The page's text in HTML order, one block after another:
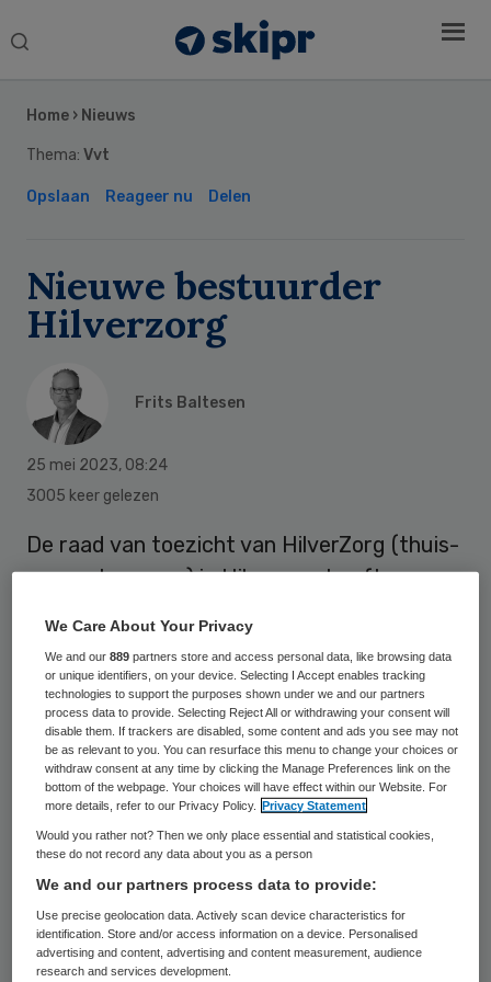
Search
Home › Nieuws
Thema: Vvt
Opslaan Reageer nu Delen
Nieuwe bestuurder
Hilverzorg
Frits Baltesen
25 mei 2023, 08:24
3005 keer gelezen
De raad van toezicht van HilverZorg (thuis-
en verpleegzorg) in Hilversum heeft
Leijdekkers te benoemen als tweede
bestuurder naast André Brand.
Theo Schouten, voorzitter van de raad van
toezicht: “We zijn trots dat we interne
expertise hebben gevonden om HilverZorg
de volgende stappen in haar ontwikkeling te
laten maken. Met de benoeming van
Leijdekkers sluiten we vol vertrouwen aan
bij de koers tot 2025.”
Sidebar
We Care About Your Privacy
We and our889 partners store and access personal data, like browsing data
or unique identifiers, on your device. Selecting I Accept enables tracking
technologies to support the purposes shown under we and our partners
process data to provide. Selecting Reject All or withdrawing your consent will
disable them. If trackers are disabled, some content and ads you see may not
be as relevant to you. You can resurface this menu to change your choices or
withdraw consent at any time by clicking the Manage Preferences link on the
bottom of the webpage. Your choices will have effect within our Website. For
more details, refer to our Privacy Policy.
Privacy Statement
Would you rather not? Then we only place essential and statistical cookies,
these do not record any data about you as a person
We and our partners process data to provide:
Use precise geolocation data. Actively scan device characteristics for
identification. Store and/or access information on a device. Personalised
advertising and content, advertising and content measurement, audience
research and services development.